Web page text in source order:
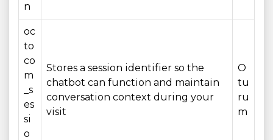
n
oc
to
co
m
_s
es
si
o
Stores a session identifier so the
chatbot can function and maintain
conversation context during your
visit
O
tu
ru
m